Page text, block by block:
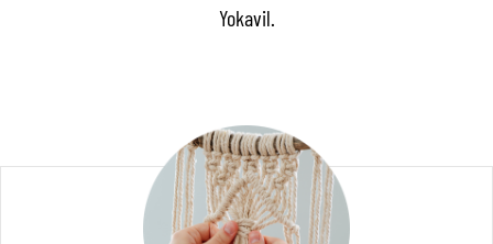
Yokavil.